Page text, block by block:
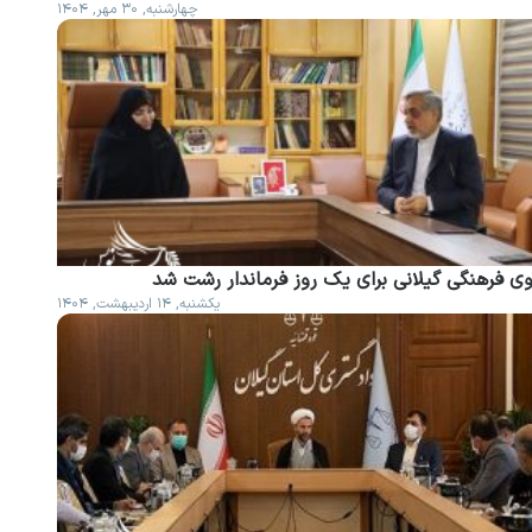
چهارشنبه, ۳۰ مهر, ۱۴۰۴
فرهنگی گیلانی برای یک روز فرماندار رشت شد
یکشنبه, ۱۴ اردیبهشت, ۱۴۰۴